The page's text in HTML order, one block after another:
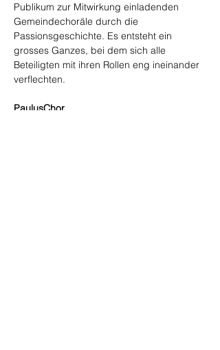
Publikum zur Mitwirkung einladenden
Gemeindechoräle durch die
Passionsgeschichte. Es entsteht ein
grosses Ganzes, bei dem sich alle
Beteiligten mit ihren Rollen eng ineinander
verflechten.
PaulusChor